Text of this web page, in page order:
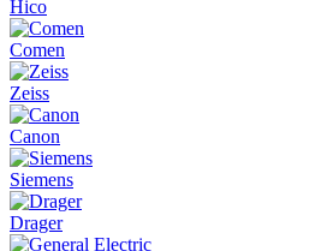
Hico
Comen
Zeiss
Canon
Siemens
Drager